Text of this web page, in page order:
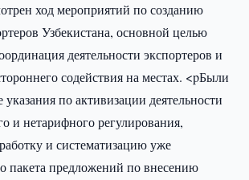
ход мероприятий по созданию
Узбекистана, основной целью
деятельности экспортеров и
содействия на местах. <pБыли
по активизации деятельности
и нетарифного регулирования,
и систематизацию уже
пакета предложений по внесению